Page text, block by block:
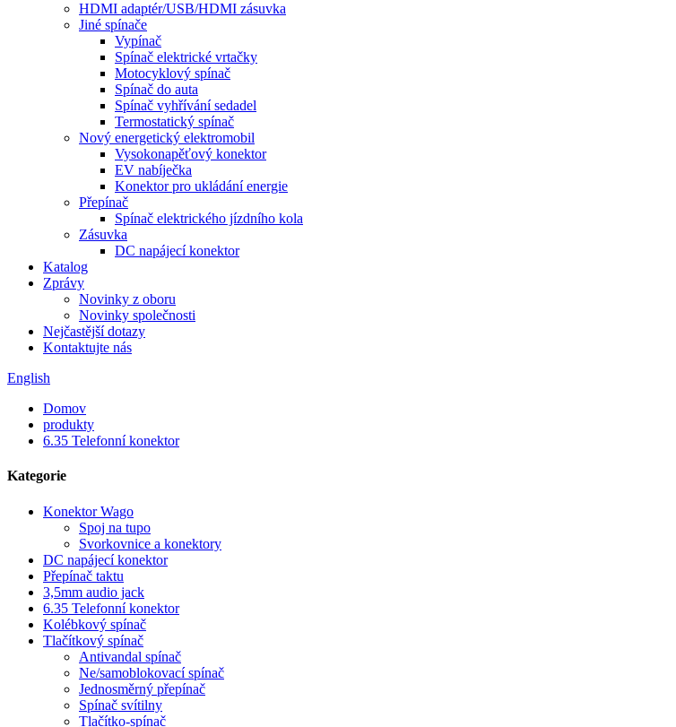
HDMI adaptér/USB/HDMI zásuvka
Jiné spínače
Vypínač
Spínač elektrické vrtačky
Motocyklový spínač
Spínač do auta
Spínač vyhřívání sedadel
Termostatický spínač
Nový energetický elektromobil
Vysokonapěťový konektor
EV nabíječka
Konektor pro ukládání energie
Přepínač
Spínač elektrického jízdního kola
Zásuvka
DC napájecí konektor
Katalog
Zprávy
Novinky z oboru
Novinky společnosti
Nejčastější dotazy
Kontaktujte nás
English
Domov
produkty
6.35 Telefonní konektor
Kategorie
Konektor Wago
Spoj na tupo
Svorkovnice a konektory
DC napájecí konektor
Přepínač taktu
3,5mm audio jack
6.35 Telefonní konektor
Kolébkový spínač
Tlačítkový spínač
Antivandal spínač
Ne/samoblokovací spínač
Jednosměrný přepínač
Spínač svítilny
Tlačítko-spínač